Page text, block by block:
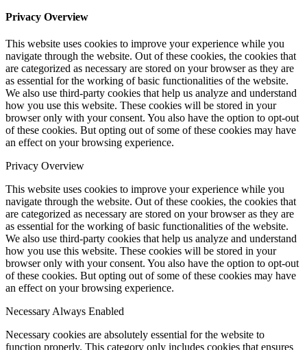
Privacy Overview
This website uses cookies to improve your experience while you
navigate through the website. Out of these cookies, the cookies that
are categorized as necessary are stored on your browser as they are
as essential for the working of basic functionalities of the website.
We also use third-party cookies that help us analyze and understand
how you use this website. These cookies will be stored in your
browser only with your consent. You also have the option to opt-out
of these cookies. But opting out of some of these cookies may have
an effect on your browsing experience.
Privacy Overview
This website uses cookies to improve your experience while you
navigate through the website. Out of these cookies, the cookies that
are categorized as necessary are stored on your browser as they are
as essential for the working of basic functionalities of the website.
We also use third-party cookies that help us analyze and understand
how you use this website. These cookies will be stored in your
browser only with your consent. You also have the option to opt-out
of these cookies. But opting out of some of these cookies may have
an effect on your browsing experience.
NecessaryAlways Enabled
Necessary cookies are absolutely essential for the website to
function properly. This category only includes cookies that ensures